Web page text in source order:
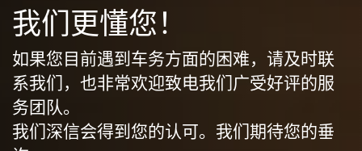
我们更懂您！
如果您目前遇到车务方面的困难，请及时联
系我们，也非常欢迎致电我们广受好评的服
务团队。
我们深信会得到您的认可。我们期待您的垂